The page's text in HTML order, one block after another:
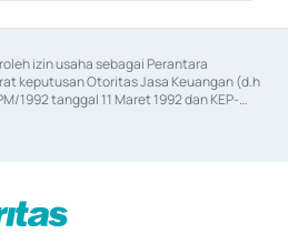
izin usaha sebagai Perantara
keputusan Otoritas Jasa Keuangan (d.h
1992 tanggal 11 Maret 1992 dan KEP-
2014, izin usaha sebagai Penjamin Emisi
Otoritas Jasa Keuangan Nomor KEP-
Jasa Keuangan Nomor S-
2017, dan beberapa izin usaha lainnya